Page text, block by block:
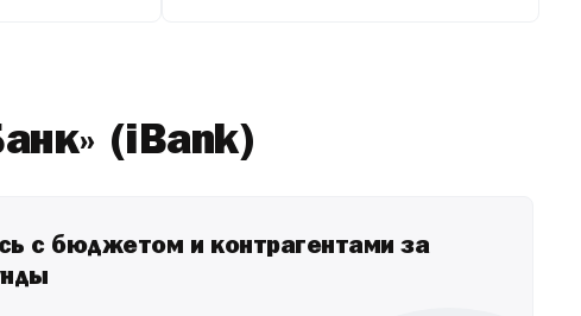
(iBank)
с бюджетом и контрагентами за